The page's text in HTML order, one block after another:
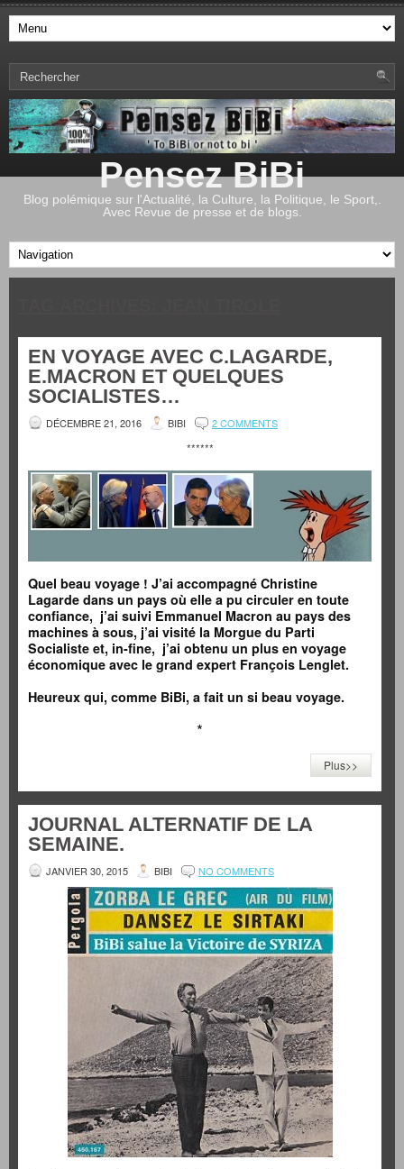
Pensez BiBi
Blog polémique sur l'Actualité, la Culture, la Politique, le Sport,.
Avec Revue de presse et de blogs.
EN VOYAGE AVEC C.LAGARDE,
E.MACRON ET QUELQUES
SOCIALISTES…
DÉCEMBRE 21, 2016 BIBI 2 COMMENTS
******
Quel beau voyage ! J’ai accompagné Christine
Lagarde dans un pays où elle a pu circuler en toute
confiance, j’ai suivi Emmanuel Macron au pays des
machines à sous, j’ai visité la Morgue du Parti
Socialiste et, in-fine, j’ai obtenu un plus en voyage
économique avec le grand expert François Lenglet.
Heureux qui, comme BiBi, a fait un si beau voyage.
*
Plus>>
JOURNAL ALTERNATIF DE LA
SEMAINE.
JANVIER 30, 2015 BIBI NO COMMENTS